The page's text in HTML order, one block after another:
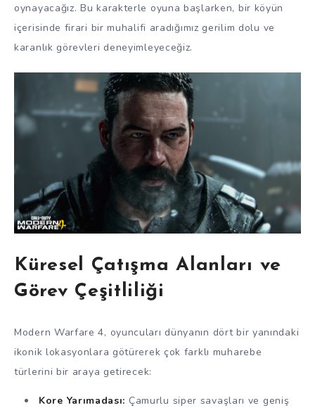
oynayacağız. Bu karakterle oyuna başlarken, bir köyün
içerisinde firari bir muhalifi aradığımız gerilim dolu ve
karanlık görevleri deneyimleyeceğiz.
Küresel Çatışma Alanları ve
Görev Çeşitliliği
Modern Warfare 4, oyuncuları dünyanın dört bir yanındaki
ikonik lokasyonlara götürerek çok farklı muharebe
türlerini bir araya getirecek:
Kore Yarımadası: Çamurlu siper savaşları ve geniş